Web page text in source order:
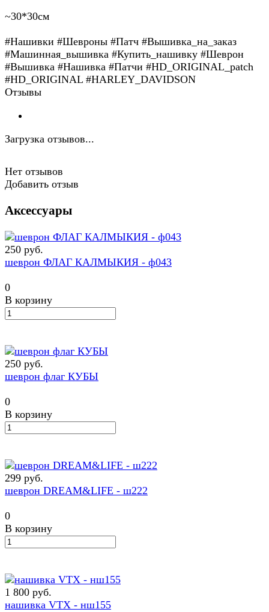
~30*30см
#Нашивки #Шевроны #Патч #Вышивка_на_заказ
#Машинная_вышивка #Купить_нашивку #Шеврон
#Вышивка #Нашивка #Патчи #HD_ORIGINAL_patch
#HD_ORIGINAL #HARLEY_DAVIDSON
Отзывы
Загрузка отзывов...
Нет отзывов
Добавить отзыв
Аксессуары
250 руб.
шеврон ФЛАГ КАЛМЫКИЯ - ф043
0
В корзину
250 руб.
шеврон флаг КУБЫ
0
В корзину
299 руб.
шеврон DREAM&LIFE - ш222
0
В корзину
1 800 руб.
нашивка VTX - нш155